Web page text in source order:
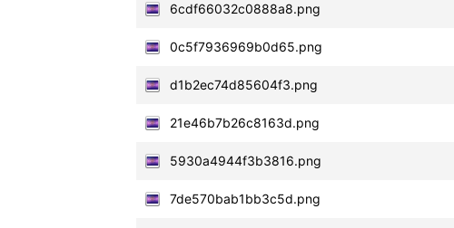
6cdf66032c0888a8.png
0c5f7936969b0d65.png
d1b2ec74d85604f3.png
21e46b7b26c8163d.png
5930a4944f3b3816.png
7de570bab1bb3c5d.png